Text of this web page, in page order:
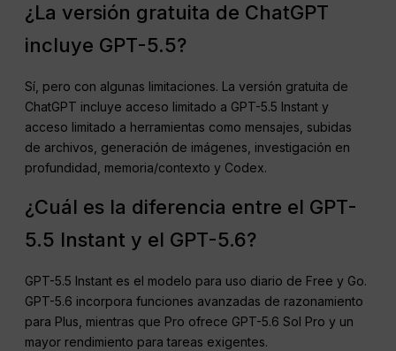
¿La versión gratuita de ChatGPT
incluye GPT-5.5?
Sí, pero con algunas limitaciones. La versión gratuita de
ChatGPT incluye acceso limitado a GPT-5.5 Instant y
acceso limitado a herramientas como mensajes, subidas
de archivos, generación de imágenes, investigación en
profundidad, memoria/contexto y Codex.
¿Cuál es la diferencia entre el GPT-
5.5 Instant y el GPT-5.6?
GPT-5.5 Instant es el modelo para uso diario de Free y Go.
GPT-5.6 incorpora funciones avanzadas de razonamiento
para Plus, mientras que Pro ofrece GPT-5.6 Sol Pro y un
mayor rendimiento para tareas exigentes.